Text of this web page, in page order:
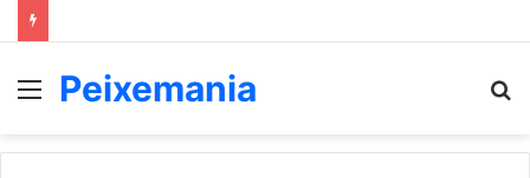
Menu
Peixemania